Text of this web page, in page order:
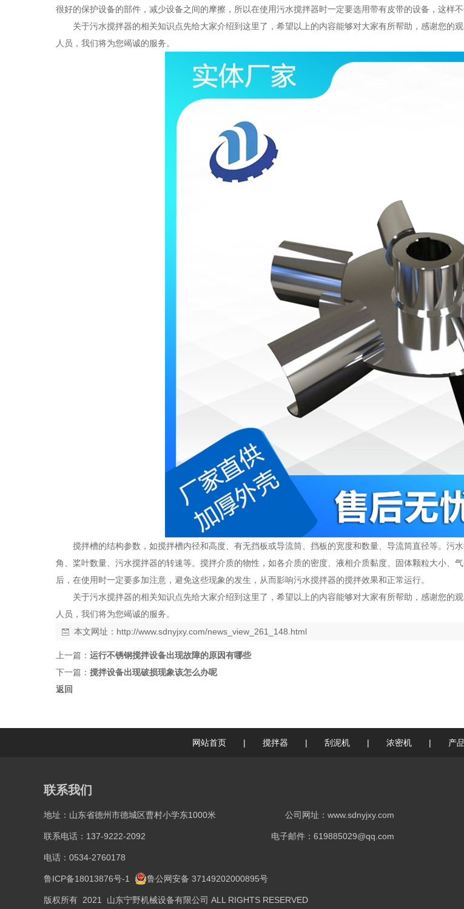
很好的保护设备的部件，减少设备之间的摩擦，所以在使用污水搅拌器时一定要选用带有皮带的设备，这样
关于污水搅拌器的相关知识点先给大家介绍到这里了，希望以上的内容能够对大家有所帮助，感谢您的
人员，我们将为您竭诚的服务。
搅拌槽的结构参数，如搅拌槽内径和高度、有无挡板或导流筒、挡板的宽度和数量、导流筒直径等。污
角、桨叶数量、污水搅拌器的转速等。搅拌介质的物性，如各介质的密度、液相介质黏度、固体颗粒大小、
后，在使用时一定要多加注意，避免这些现象的发生，从而影响污水搅拌器的搅拌效果和正常运行。
关于污水搅拌器的相关知识点先给大家介绍到这里了，希望以上的内容能够对大家有所帮助，感谢您的
人员，我们将为您竭诚的服务。
本文网址： http://www.sdnyjxy.com/news_view_261_148.html
上一篇： 运行不锈钢搅拌设备出现故障的原因有哪些
下一篇： 搅拌设备出现破损现象该怎么办呢
返回
网站首页 | 搅拌器 | 刮泥机 | 浓密机 | 产
联系我们
地址：山东省德州市德城区曹村小学东1000米 公司网址：www.sdnyjxy.com
联系电话：137-9222-2092 电子邮件：619885029@qq.com
电话：0534-2760178
鲁ICP备18013876号-1 鲁公网安备 37149202000895号
版权所有 2021 山东宁野机械设备有限公司 ALL RIGHTS RESERVED